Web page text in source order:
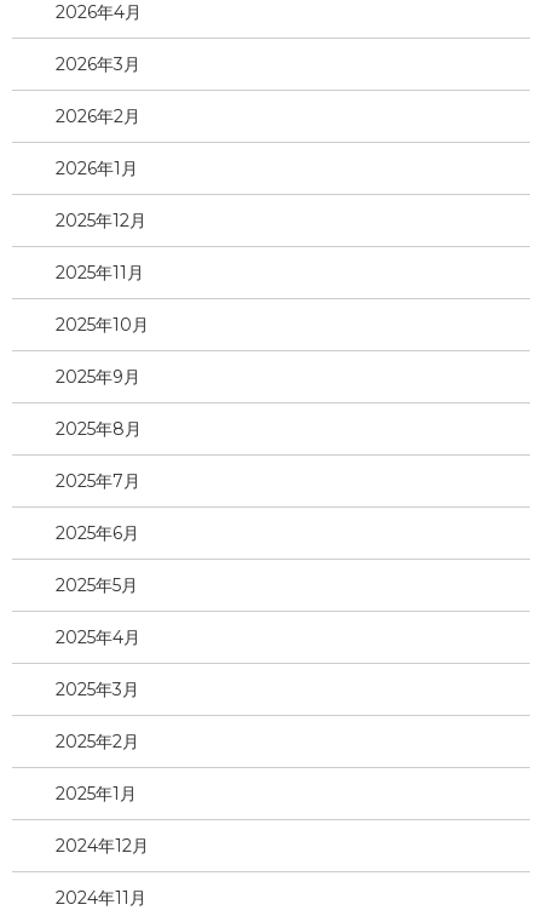
2026年4月
2026年3月
2026年2月
2026年1月
2025年12月
2025年11月
2025年10月
2025年9月
2025年8月
2025年7月
2025年6月
2025年5月
2025年4月
2025年3月
2025年2月
2025年1月
2024年12月
2024年11月